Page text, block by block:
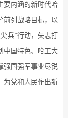
要内涵的新时代哈
前列战略目标，以
兵”行动，矢志打
中国特色、哈工大
强国强军事业尽锐
为党和人民作出新